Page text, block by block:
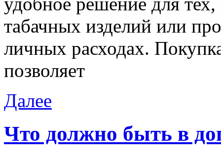
табачных изделий или
личных расходах.
позволяет
Далее
Что должно быть в